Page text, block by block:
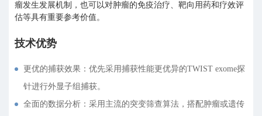
瘤发生发展机制，也可以对肿瘤的免疫治疗、靶向用药和疗效评
估等具有重要参考价值。
技术优势
更优的捕获效果：优先采用捕获性能更优异的TWIST exome探
针进行外显子组捕获。
全面的数据分析：采用主流的突变筛查算法，搭配肿瘤或遗传